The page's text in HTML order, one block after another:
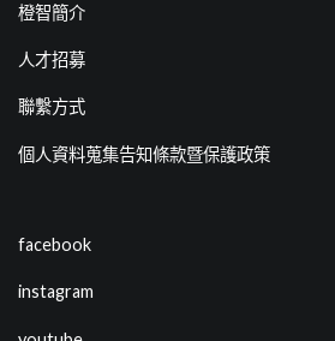
橙智簡介
人才招募
聯繫方式
個人資料蒐集告知條款暨保護政策
facebook
instagram